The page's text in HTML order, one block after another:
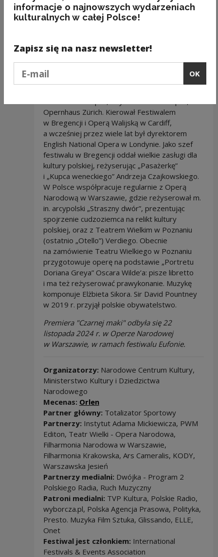
Reżyser Sir David Pountneysłynie
z klarownych koncepcji, dla których potrafi
operze o Auschwitz, którą zrealizował 15 lat
w Warszawie i wielu innych europejskich
miastach, a w 2019 r. również w Izraelu.
Opernhaus Zürich. Kierował Festiwalem
w Bregencji i Operą Walijską w Cardiff,
a wcześniej przez wiele lat był dyrektorem
English National Opera w Londynie. Jako szef
festiwalu w Bregencji oddał wielkie zasługi dla
kultury polskiej, reżyserując „Pasażerkę”
i „Kupca weneckiego” Andrzeja Czajkowskiego.
W Polsce współpracuje regularnie z Operą
Narodową w Warszawie, gdzie reżyserował m.
in. arcypolski „Straszny dwór”, prezentując
spojrzenie cudzoziemca na relikt kultury
polskiej, oraz z Teatrem Wielkim w Poznaniu
(ostatnio „Otello”) Verdiego. Obecnie
na zamówienie Teatru Wielkiego w Poznaniu
przygotowuje operę na podstawie „Portretu
Doriana Greya” Oscara Wilde’a: pisze libretto
i ma też reżyserować prawykonanie. Muzykę
komponuje Elżbieta Sikora. Sir David Pountney
w 2019 r. przyjął polskie obywatelstwo.
Premiera "Czarnej maki" odbyła się 22
listopada 2024 r. w Operze Narodowej
w Warszawie, w ramach festiwalu Eufonie.
Organizatorzy: Narodowe Centrum Kultury,
Ministerstwo Kultury i Dziedzictwa
Narodowego
Mecenas: Orlen
Partner główny: Totalizator Sportowy
Partnerzy: Instytut Adama Mickiewicza, PWM
Editon, Teatr Wielki - Opera Narodowa,
Filharmonia Narodowa w Warszawie,
Filharmonia Krakowska, Ars Cameralis, KODY,
Warszawska Jesień
Partnerzy medialni: Dwójka - Program 2
Polskiego Radia, Ruch Muzyczny
Patroni medialni: TVP Kultura, Polskie Radio,
wyborcza.pl, Polska Agencja Prasowa, Polityka,
Presto. Muzyka Film Sztuka, Glissando, ELLE,
Onet
Festiwal jest członkiem: International
Festivals & Events Association
informacje o najnowszych wydarzeniach
kulturalnych w całej Polsce!
Zapisz się na nasz newsletter!
OK